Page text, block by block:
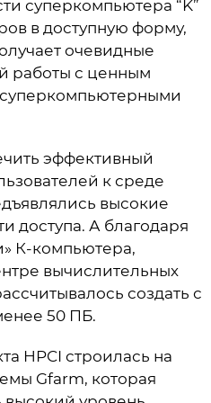
суперкомпьютера “K”
в доступную форму,
очевидные
работы с ценным
эффективный
к среде
высокие
доступа. А благодаря
К-компьютера,
вычислительных
создать с
50 ПБ.
HPCI строилась на
Gfarm, которая